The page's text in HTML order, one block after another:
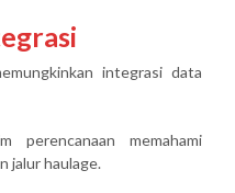
integrasi data
perencanaan memahami
jalur haulage.